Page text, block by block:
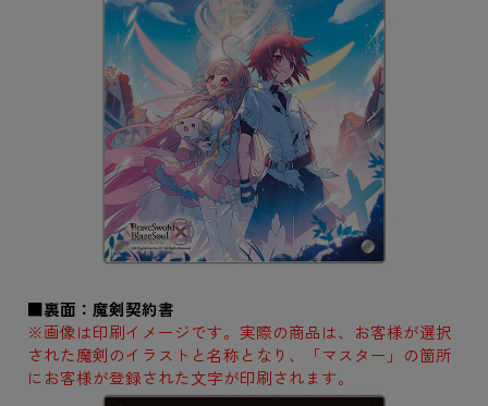
■裏面：魔剣契約書
※画像は印刷イメージです。実際の商品は、お客様が選択
された魔剣のイラストと名称となり、「マスター」の箇所
にお客様が登録された文字が印刷されます。